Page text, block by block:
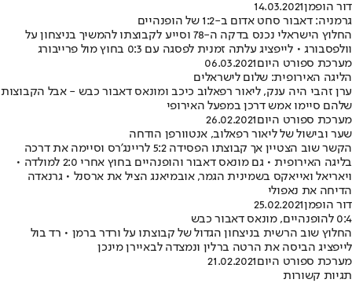
דור הופמן14.03.2021
גרמניה: דאבור סחט אדום ב-1:2 של הופנהיים
החלוץ הישראלי נכנס בדקה ה-78 וסייע לקבוצתו להמשיך בניצחון על
וולפסבורג • לייפציג עלתה זמנית לפסגה עם 0:3 בחוץ מול פרייבורג
מערכת ספורט היום06.03.2021
הליגה האירופית: שלום לישראלים
ערן זהבי היה ענק, ליאור רפאלוב כיכב ומונאס דאבור כבש - אבל הקבוצות
שלהם סיימו אמש דרכן במפעל האירופי
מערכת ספורט היום26.02.2021
שער ובישול של ליאור רפאלוב, אנטוורפן הודחה
הקשר שוב הצטיין אך קבוצתו הפסידה 5:2 לריינג'רס וסיימה את דרכה
בליגה האירופית • גם מונאס דאבור והופנהיים בחוץ אחרי 2:0 למולדה •
ויאריאל ואייאקס בשמינית הגמר, אובמיאנג הציל את ארסנל • גרנאדה
הדיחה את נאפולי
דור הופמן25.02.2021
0:4 להופנהיים, מונאס דאבור כבש
החלוץ שוב הרשית בניצחון הגדול של קבוצתו על ורדר ברמן • רד בול
לייפציג הביסה את הרטה ברלין ונמצדה לבאיירן מינכן
מערכת ספורט היום21.02.2021
תגיות קשורות